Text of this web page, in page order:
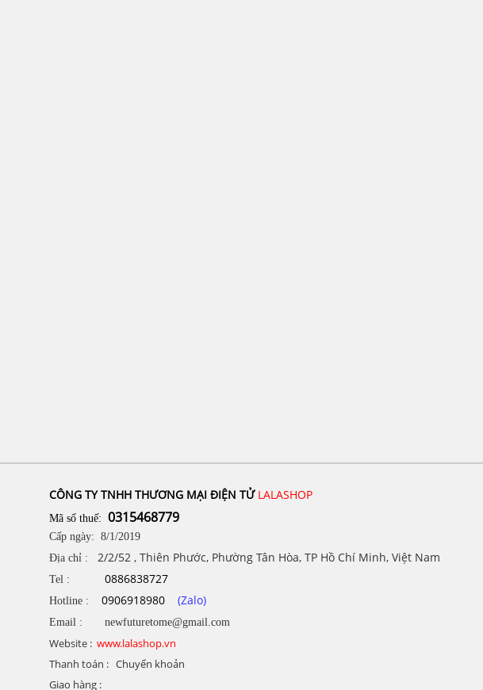
CÔNG TY TNHH THƯƠNG MẠI ĐIỆN TỬ LALASHOP
Mã số thuế: 0315468779
Cấp ngày: 8/1/2019
Địa chỉ : 2/2/52 , Thiên Phước, Phường Tân Hòa, TP Hồ Chí Minh, Việt Nam
Tel : 0886838727
Hotline : 0906918980 (Zalo)
Email : newfuturetome@gmail.com
Website : www.lalashop.vn
Thanh toán : Chuyển khoản
Giao hàng :